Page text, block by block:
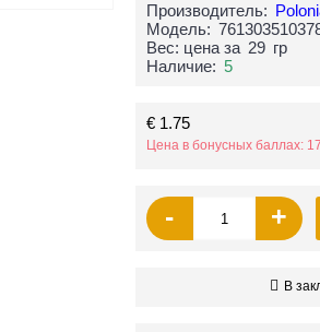
Производитель:
Модель:
Вес: цена за 29 гр
Наличие: 5
€ 1.75
Цена в бонусных баллах:
- +
В